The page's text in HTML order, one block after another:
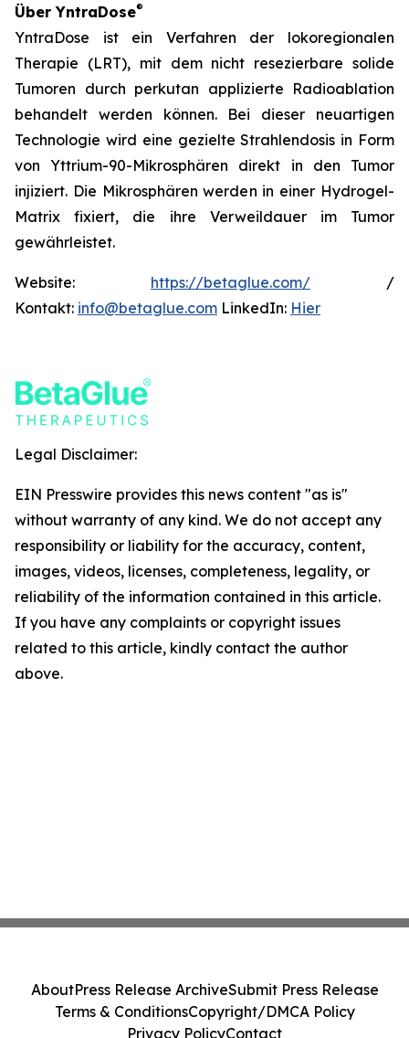
Über YntraDose®
YntraDose ist ein Verfahren der lokoregionalen
Therapie (LRT), mit dem nicht resezierbare solide
Tumoren durch perkutan applizierte Radioablation
behandelt werden können. Bei dieser neuartigen
Technologie wird eine gezielte Strahlendosis in Form
von Yttrium-90-Mikrosphären direkt in den Tumor
injiziert. Die Mikrosphären werden in einer Hydrogel-
Matrix fixiert, die ihre Verweildauer im Tumor
gewährleistet.
Website: https://betaglue.com/ /
Kontakt: info@betaglue.com LinkedIn: Hier
Legal Disclaimer:
EIN Presswire provides this news content "as is"
without warranty of any kind. We do not accept any
responsibility or liability for the accuracy, content,
images, videos, licenses, completeness, legality, or
reliability of the information contained in this article.
If you have any complaints or copyright issues
related to this article, kindly contact the author
above.
AboutPress Release ArchiveSubmit Press Release
Terms & ConditionsCopyright/DMCA Policy
Privacy PolicyContact